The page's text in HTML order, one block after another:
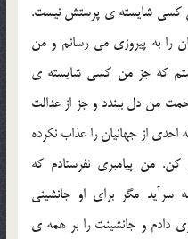
کسي شايسته ي پرستش نيست.
را به پيروزي مي رسانم و من
که جز من کسي شايسته ي
من دل ببندد و جز از عدالت
از جهانيان را عذاب نکرده
من پيامبري نفرستادم که
مگر براي او جانشيني
دادم و جانشينت را بر همه ي